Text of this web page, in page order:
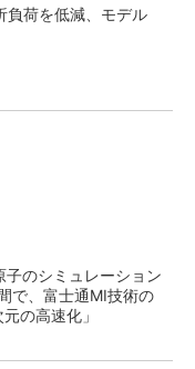
負荷を低減、モデル
子のシミュレーション
で、富士通MI技術の
元の高速化」